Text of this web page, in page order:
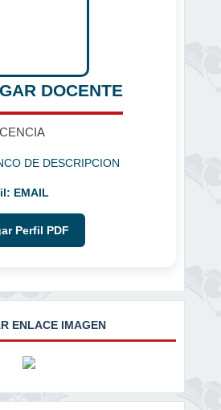
DOCENTE
DE DESCRIPCION
EMAIL
Perfil PDF
ENLACE IMAGEN